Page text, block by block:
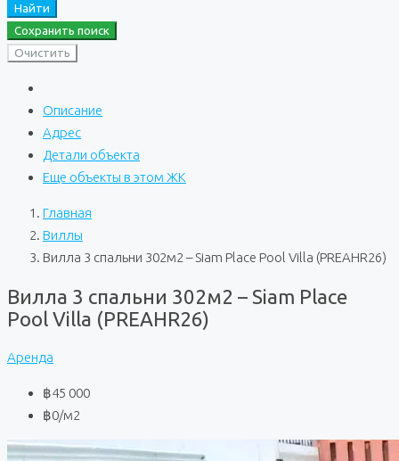
Найти
Сохранить поиск
Очистить
Описание
Адрес
Детали объекта
Еще объекты в этом ЖК
Главная
Виллы
Вилла 3 спальни 302м2 – Siam Place Pool Villa (PREAHR26)
Вилла 3 спальни 302м2 – Siam Place
Pool Villa (PREAHR26)
Аренда
฿45 000
฿0/м2